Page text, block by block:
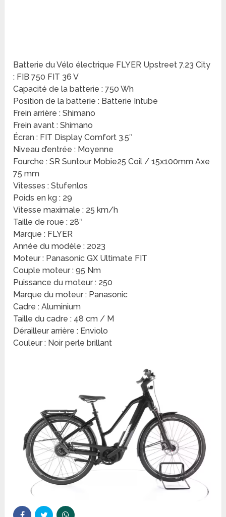
Batterie du Vélo électrique FLYER Upstreet 7.23 City
: FIB 750 FIT 36 V
Capacité de la batterie : 750 Wh
Position de la batterie : Batterie Intube
Frein arrière : Shimano
Frein avant : Shimano
Écran : FIT Display Comfort 3.5″
Niveau d’entrée : Moyenne
Fourche : SR Suntour Mobie25 Coil / 15x100mm Axe
75 mm
Vitesses : Stufenlos
Poids en kg : 29
Vitesse maximale : 25 km/h
Taille de roue : 28″
Marque : FLYER
Année du modèle : 2023
Moteur : Panasonic GX Ultimate FIT
Couple moteur : 95 Nm
Puissance du moteur : 250
Marque du moteur : Panasonic
Cadre : Aluminium
Taille du cadre : 48 cm / M
Dérailleur arrière : Enviolo
Couleur : Noir perle brillant